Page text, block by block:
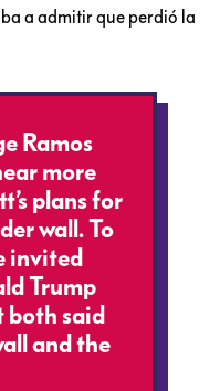
a admitir que perdió la
Ramos
more
plans for
wall. To
invited
Trump
both said
and the